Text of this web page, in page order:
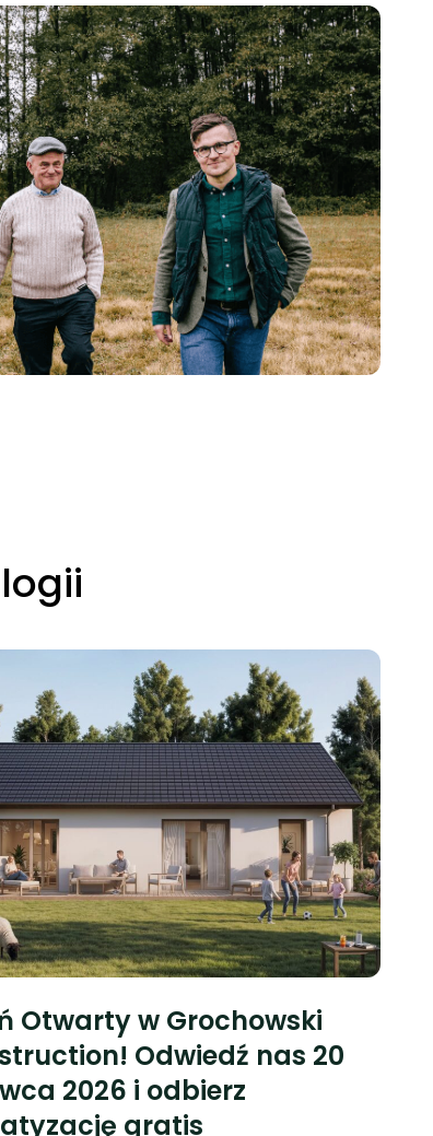
Otwarty w Grochowski
Odwiedź nas 20
2026 i odbierz
gratis